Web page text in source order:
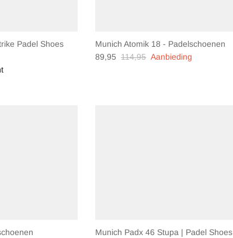
Padel Shoes
Munich Atomik 18 - Padelschoenen
89,95 114,95 Aanbieding
Munich Padx 46 Stupa | Padel Shoes